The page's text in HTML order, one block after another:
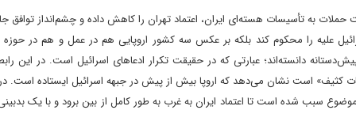
به تأسیسات هسته‌ای ایران، اعتماد تهران را کاهش داده و چشم‌انداز توافق
علیه را محکوم کند بلکه بر عکس سه کشور اروپایی هم در عمل و هم در
دانسته‌اند؛ عبارتی که در حقیقت تکرار ادعاهای اسرائیل است. در این
کثیف» است نشان می‌دهد که اروپا بیش از پیش در جبهه اسرائیل ایستاده است.
سبب شده است تا اعتماد ایران به غرب به طور کامل از بین برود و با یک بدبینی